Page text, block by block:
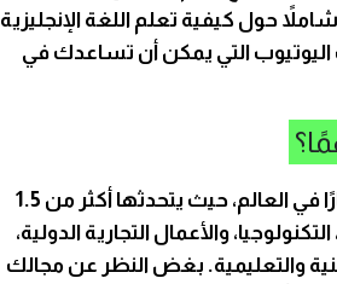
حول كيفية تعلم اللغة الإنجليزية
التي يمكن أن تساعدك في
تُعتبر اللغة الإنجليزية واحدة من أكثر اللغات انتشارًا في العالم، حيث يتحدثها أكثر من 1.5
والأعمال التجارية الدولية،
والتعليمية. بغض النظر عن مجالك